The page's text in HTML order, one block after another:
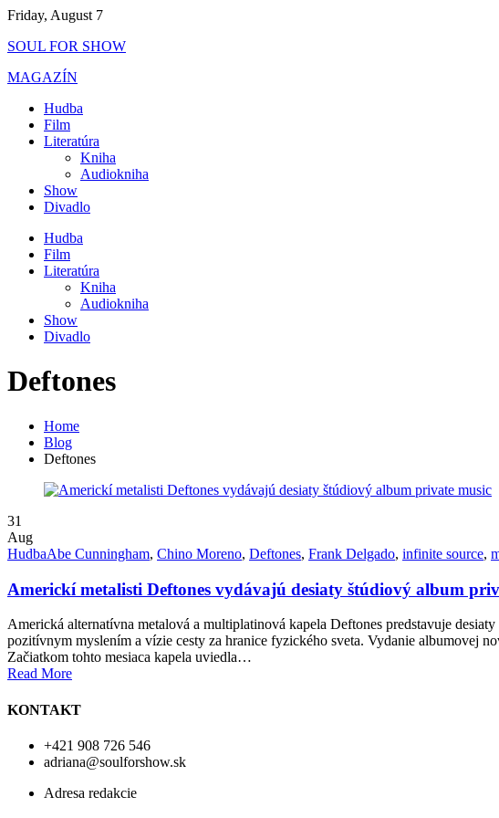
Skip
content
Friday, August 7
SOUL FOR SHOW
MAGAZÍN
Hudba
Film
Literatúra
Kniha
Audiokniha
Show
Divadlo
Hudba
Film
Literatúra
Kniha
Audiokniha
Show
Divadlo
Deftones
Home
Blog
Deftones
31
Aug
HudbaAbe Cunningham, Chino Moreno, Deftones, Frank Delgado, infinite source,
Americkí metalisti Deftones vydávajú desiaty štúdiový album
Americká alternatívna metalová a multiplatinová kapela Deftones predstavuje
pozitívnym myslením a vízie cesty za hranice fyzického sveta. Vydanie albumovej
Začiatkom tohto mesiaca kapela uviedla…
Read More
KONTAKT
+421 908 726 546
adriana@soulforshow.sk
Adresa redakcie